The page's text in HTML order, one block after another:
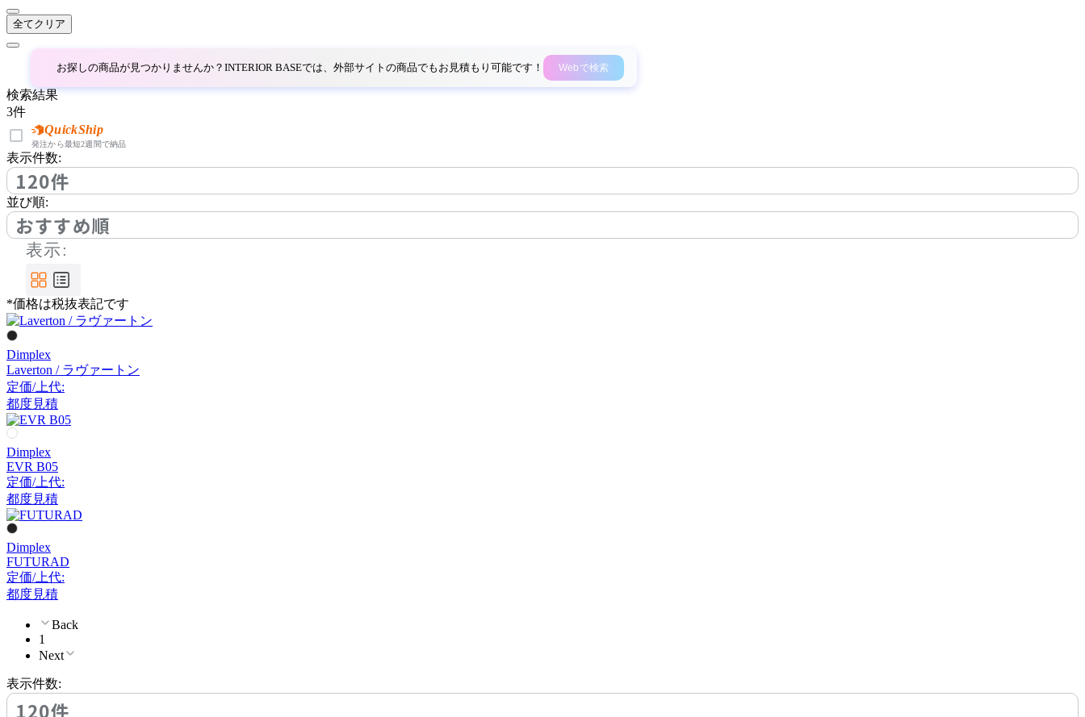
全てクリア
お探しの商品が見つかりませんか？INTERIOR BASEでは、外部サイトの商品でもお見積もり可能です！ Webで検索
検索結果
3件
QuickShip
発注から最短2週間で納品
表示件数:
120件
並び順:
おすすめ順
表示:
*価格は税抜表記です
Dimplex
Laverton / ラヴァートン
定価/上代:
都度見積
Dimplex
EVR B05
定価/上代:
都度見積
Dimplex
FUTURAD
定価/上代:
都度見積
Back
1
Next
表示件数:
120件